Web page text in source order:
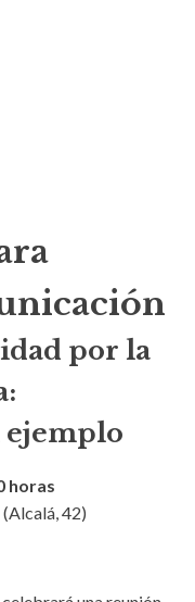
por la
ejemplo
horas
(Alcalá, 42)